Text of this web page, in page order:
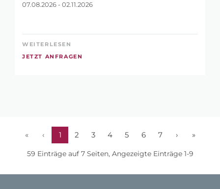
07.08.2026 - 02.11.2026
WEITERLESEN
JETZT ANFRAGEN
« ‹ 1 2 3 4 5 6 7 › »
59 Einträge auf 7 Seiten, Angezeigte Einträge 1-9